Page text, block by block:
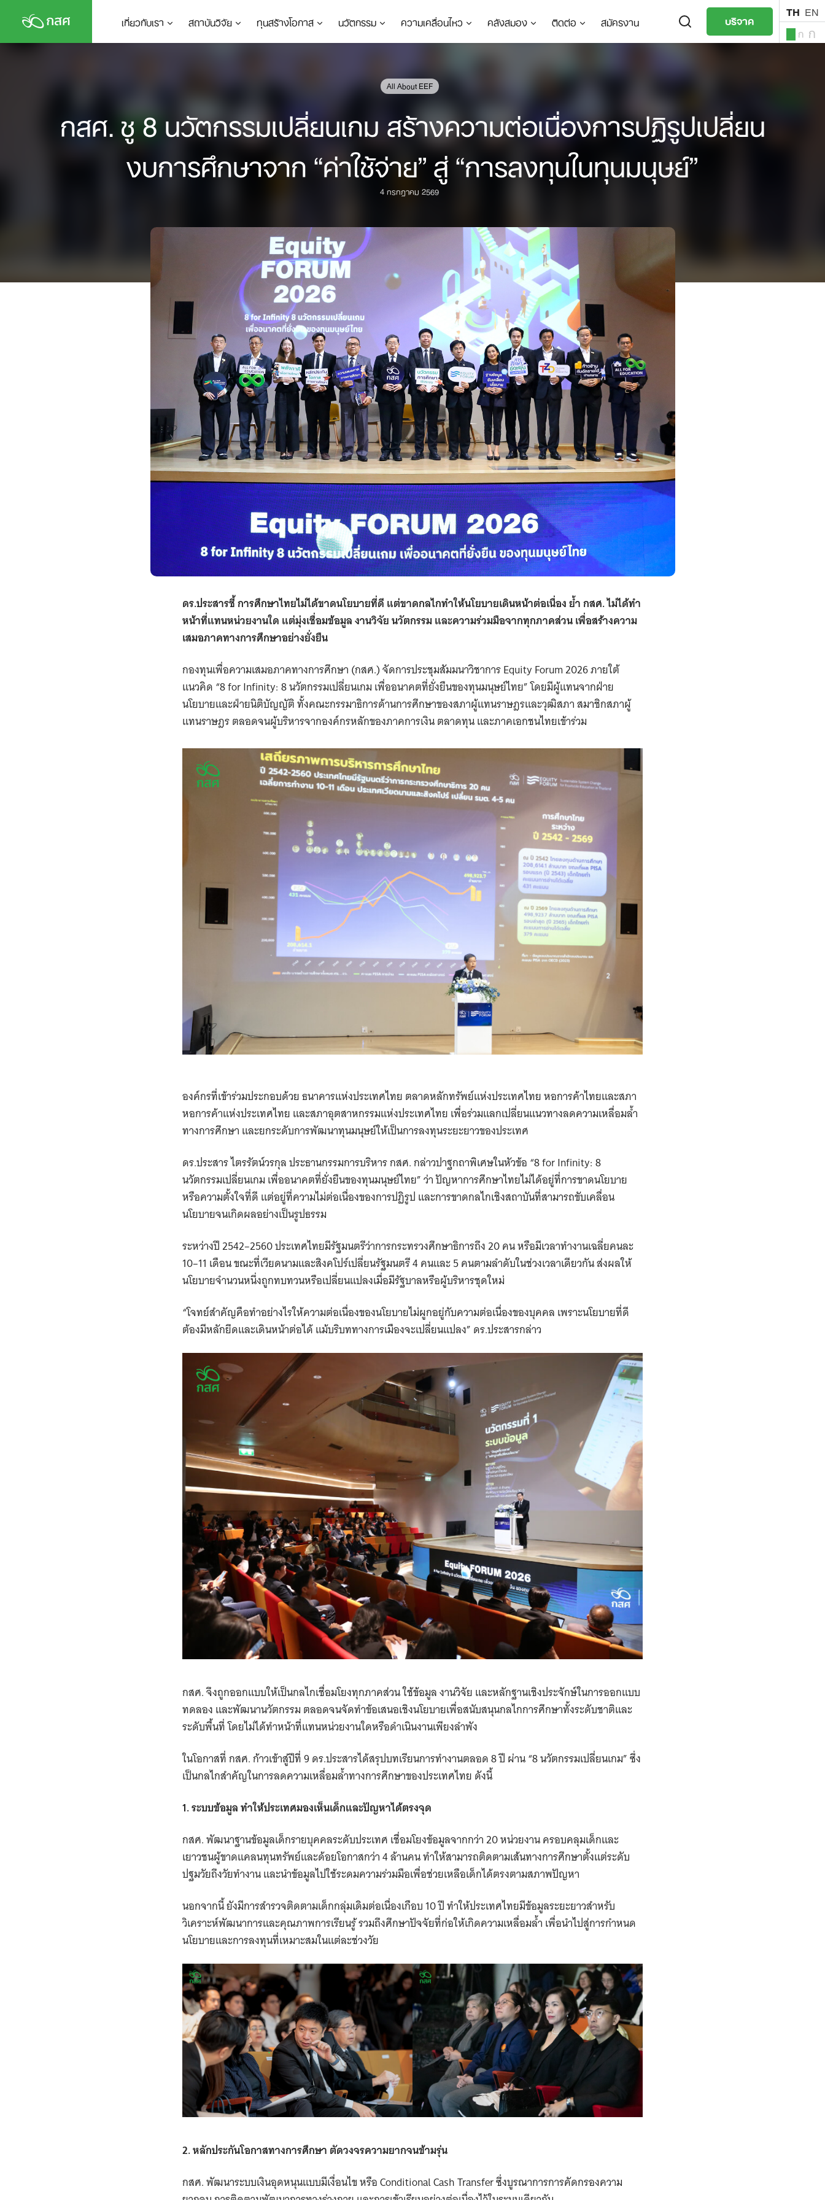
content
เกี่ยวกับเรา สถาบันวิจัย ทุนสร้างโอกาส นวัตกรรม ความเคลื่อนไหว คลังสมอง ติดต่อ สมัครงาน บริจาค TH EN
ก ก
Search
for:
All About EEF
กสศ. ชู 8 นวัตกรรมเปลี่ยนเกม สร้างความต่อเนื่องการปฏิรูปเปลี่ยน
งบการศึกษาจาก “ค่าใช้จ่าย” สู่ “การลงทุนในทุนมนุษย์”
4 กรกฎาคม 2569
ดร.ประสารชี้ การศึกษาไทยไม่ได้ขาดนโยบายที่ดี แต่ขาดกลไกทำให้นโยบายเดินหน้าต่อเนื่อง ย้ำ กสศ. ไม่ได้ทำ
หน้าที่แทนหน่วยงานใด แต่มุ่งเชื่อมข้อมูล งานวิจัย นวัตกรรม และความร่วมมือจากทุกภาคส่วน เพื่อสร้างความ
เสมอภาคทางการศึกษาอย่างยั่งยืน
กองทุนเพื่อความเสมอภาคทางการศึกษา (กสศ.) จัดการประชุมสัมมนาวิชาการ Equity Forum 2026 ภายใต้
แนวคิด “8 for Infinity: 8 นวัตกรรมเปลี่ยนเกม เพื่ออนาคตที่ยั่งยืนของทุนมนุษย์ไทย” โดยมีผู้แทนจากฝ่าย
นโยบายและฝ่ายนิติบัญญัติ ทั้งคณะกรรมาธิการด้านการศึกษาของสภาผู้แทนราษฎรและวุฒิสภา สมาชิกสภาผู้
แทนราษฎร ตลอดจนผู้บริหารจากองค์กรหลักของภาคการเงิน ตลาดทุน และภาคเอกชนไทยเข้าร่วม
องค์กรที่เข้าร่วมประกอบด้วย ธนาคารแห่งประเทศไทย ตลาดหลักทรัพย์แห่งประเทศไทย หอการค้าไทยและสภา
หอการค้าแห่งประเทศไทย และสภาอุตสาหกรรมแห่งประเทศไทย เพื่อร่วมแลกเปลี่ยนแนวทางลดความเหลื่อมล้ำ
ทางการศึกษา และยกระดับการพัฒนาทุนมนุษย์ให้เป็นการลงทุนระยะยาวของประเทศ
ดร.ประสาร ไตรรัตน์วรกุล ประธานกรรมการบริหาร กสศ. กล่าวปาฐกถาพิเศษในหัวข้อ “8 for Infinity: 8
นวัตกรรมเปลี่ยนเกม เพื่ออนาคตที่ยั่งยืนของทุนมนุษย์ไทย” ว่า ปัญหาการศึกษาไทยไม่ได้อยู่ที่การขาดนโยบาย
หรือความตั้งใจที่ดี แต่อยู่ที่ความไม่ต่อเนื่องของการปฏิรูป และการขาดกลไกเชิงสถาบันที่สามารถขับเคลื่อน
นโยบายจนเกิดผลอย่างเป็นรูปธรรม
ระหว่างปี 2542–2560 ประเทศไทยมีรัฐมนตรีว่าการกระทรวงศึกษาธิการถึง 20 คน หรือมีเวลาทำงานเฉลี่ยคนละ
10–11 เดือน ขณะที่เวียดนามและสิงคโปร์เปลี่ยนรัฐมนตรี 4 คนและ 5 คนตามลำดับในช่วงเวลาเดียวกัน ส่งผลให้
นโยบายจำนวนหนึ่งถูกทบทวนหรือเปลี่ยนแปลงเมื่อมีรัฐบาลหรือผู้บริหารชุดใหม่
“โจทย์สำคัญคือทำอย่างไรให้ความต่อเนื่องของนโยบายไม่ผูกอยู่กับความต่อเนื่องของบุคคล เพราะนโยบายที่ดี
ต้องมีหลักยึดและเดินหน้าต่อได้ แม้บริบททางการเมืองจะเปลี่ยนแปลง” ดร.ประสารกล่าว
กสศ. จึงถูกออกแบบให้เป็นกลไกเชื่อมโยงทุกภาคส่วน ใช้ข้อมูล งานวิจัย และหลักฐานเชิงประจักษ์ในการออกแบบ
ทดลอง และพัฒนานวัตกรรม ตลอดจนจัดทำข้อเสนอเชิงนโยบายเพื่อสนับสนุนกลไกการศึกษาทั้งระดับชาติและ
ระดับพื้นที่ โดยไม่ได้ทำหน้าที่แทนหน่วยงานใดหรือดำเนินงานเพียงลำพัง
ในโอกาสที่ กสศ. ก้าวเข้าสู่ปีที่ 9 ดร.ประสารได้สรุปบทเรียนการทำงานตลอด 8 ปี ผ่าน “8 นวัตกรรมเปลี่ยนเกม” ซึ่ง
เป็นกลไกสำคัญในการลดความเหลื่อมล้ำทางการศึกษาของประเทศไทย ดังนี้
1. ระบบข้อมูล ทำให้ประเทศมองเห็นเด็กและปัญหาได้ตรงจุด
กสศ. พัฒนาฐานข้อมูลเด็กรายบุคคลระดับประเทศ เชื่อมโยงข้อมูลจากกว่า 20 หน่วยงาน ครอบคลุมเด็กและ
เยาวชนผู้ขาดแคลนทุนทรัพย์และด้อยโอกาสกว่า 4 ล้านคน ทำให้สามารถติดตามเส้นทางการศึกษาตั้งแต่ระดับ
ปฐมวัยถึงวัยทำงาน และนำข้อมูลไปใช้ระดมความร่วมมือเพื่อช่วยเหลือเด็กได้ตรงตามสภาพปัญหา
นอกจากนี้ ยังมีการสำรวจติดตามเด็กกลุ่มเดิมต่อเนื่องเกือบ 10 ปี ทำให้ประเทศไทยมีข้อมูลระยะยาวสำหรับ
วิเคราะห์พัฒนาการและคุณภาพการเรียนรู้ รวมถึงศึกษาปัจจัยที่ก่อให้เกิดความเหลื่อมล้ำ เพื่อนำไปสู่การกำหนด
นโยบายและการลงทุนที่เหมาะสมในแต่ละช่วงวัย
2. หลักประกันโอกาสทางการศึกษา ตัดวงจรความยากจนข้ามรุ่น
กสศ. พัฒนาระบบเงินอุดหนุนแบบมีเงื่อนไข หรือ Conditional Cash Transfer ซึ่งบูรณาการการคัดกรองความ